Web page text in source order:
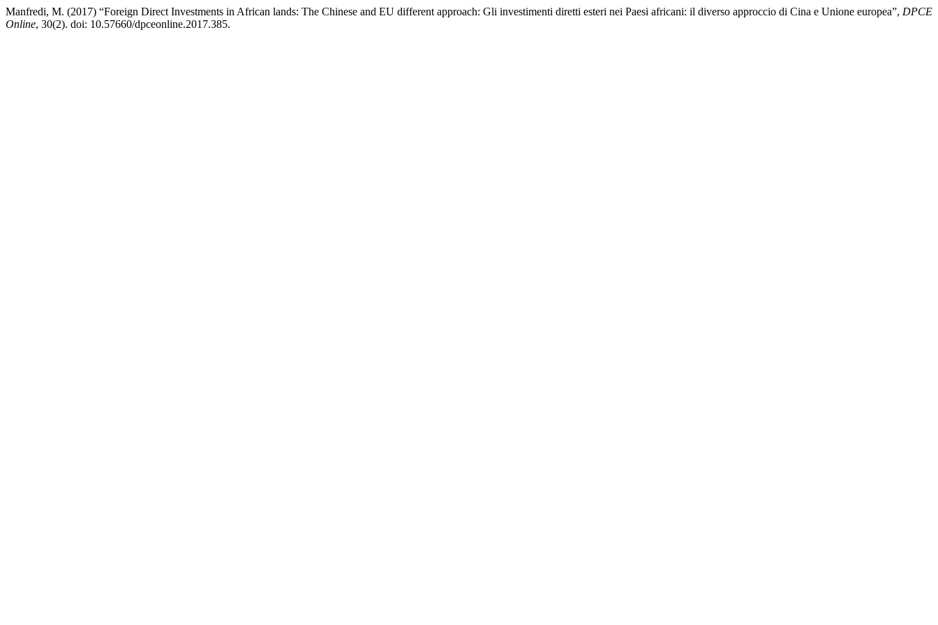
Manfredi, M. (2017) “Foreign Direct Investments in African lands: The Chinese and EU different approach: Gli investimenti diretti esteri nei Paesi africani: il diverso approccio di Cina e Unione europea”, DPCE
Online, 30(2). doi: 10.57660/dpceonline.2017.385.